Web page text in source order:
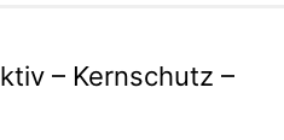
– Kernschutz –